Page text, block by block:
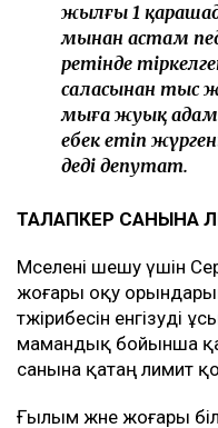
жылғы 1
мыңнан астам
ретінде
саласынан тыс
мыңға жуық
еңбек етіп
деді депутат.
ТАЛАПКЕР САНЫНА
Мәселені шешу үшін
жоғары оқу
тәжірибесін енгізуді
мамандық бойынша
санына қатаң лимит
Ғылым және жоғары